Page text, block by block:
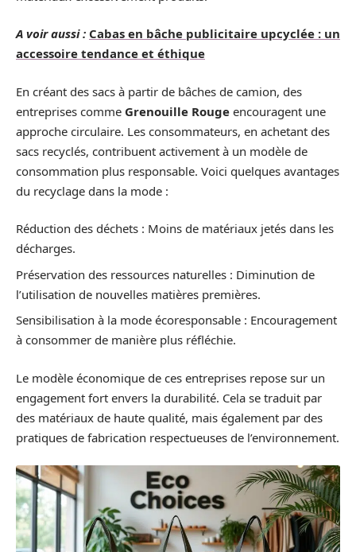
A voir aussi : Cabas en bâche publicitaire upcyclée : un
accessoire tendance et éthique
En créant des sacs à partir de bâches de camion, des
entreprises comme Grenouille Rouge encouragent une
approche circulaire. Les consommateurs, en achetant des
sacs recyclés, contribuent activement à un modèle de
consommation plus responsable. Voici quelques avantages
du recyclage dans la mode :
Réduction des déchets : Moins de matériaux jetés dans les
décharges.
Préservation des ressources naturelles : Diminution de
l’utilisation de nouvelles matières premières.
Sensibilisation à la mode écoresponsable : Encouragement
à consommer de manière plus réfléchie.
Le modèle économique de ces entreprises repose sur un
engagement fort envers la durabilité. Cela se traduit par
des matériaux de haute qualité, mais également par des
pratiques de fabrication respectueuses de l’environnement.